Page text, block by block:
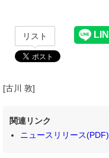
リスト
[古川 敦]
関連リンク
ニュースリリース(PDF)